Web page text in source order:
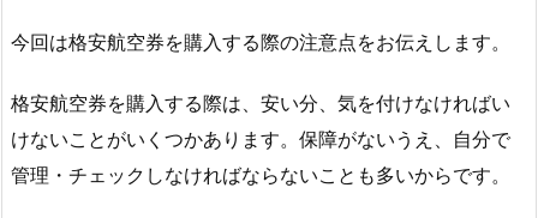
今回は格安航空券を購入する際の注意点をお伝えします。
格安航空券を購入する際は、安い分、気を付けなければい
けないことがいくつかあります。保障がないうえ、自分で
管理・チェックしなければならないことも多いからです。